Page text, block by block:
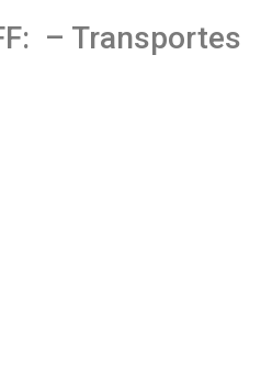
– Transportes